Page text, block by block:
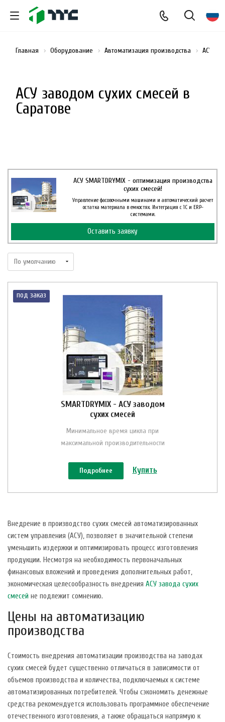
АСУ заводом сухих смесей в
Саратове
Главная Оборудование Автоматизация производства АСУ
АСУ SMARTDRYMIX - оптимизация производства
сухих смесей!
Управление фасовочными машинами и автоматический расчет
остатка материала в емкостях. Интеграция с 1С и ERP-
системами.
Оставить заявку
под заказ
SMARTDRYMIX - АСУ заводом
сухих смесей
Минимальное время цикла при
максимальной производительности
Подробнее Купить
Внедрение в производство сухих смесей автоматизированных
систем управления (АСУ), позволяет в значительной степени
уменьшить издержки и оптимизировать процесс изготовления
продукции. Несмотря на необходимость первоначальных
финансовых вложений и проведения дополнительных работ,
экономическая целесообразность внедрения АСУ завода сухих
смесей не подлежит сомнению.
Цены на автоматизацию
производства
Стоимость внедрения автоматизации производства на заводах
сухих смесей будет существенно отличаться в зависимости от
объемов производства и количества, подключаемых к системе
автоматизированных потребителей. Чтобы сэкономить денежные
средства рекомендуется использовать программное обеспечение
отечественного изготовления, а также обращаться напрямую к